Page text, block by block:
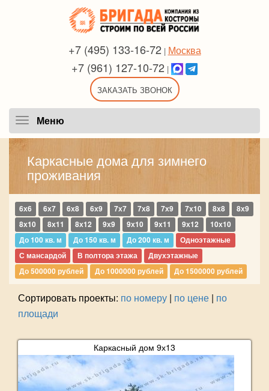
+7 (495) 133-16-72 | Москва
+7 (961) 127-10-72 |
ЗАКАЗАТЬ ЗВОНОК
Меню
Каркасные дома для зимнего
проживания
6х6 6х7 6х8 6х9 7х7 7х8 7х9 7х10 8х8
8х9
8х10
8х11 8х12 9х9 9х10 9х11 9х12
10х10
До 100 кв. м
До 150 кв. м До 200 кв. м
Одноэтажные
С мансардой
В полтора этажа
Двухэтажные
До 500000 рублей
До 1000000 рублей До 1500000 рублей
Сортировать проекты: по номеру | по цене | по
площади
Каркасный дом 9х13